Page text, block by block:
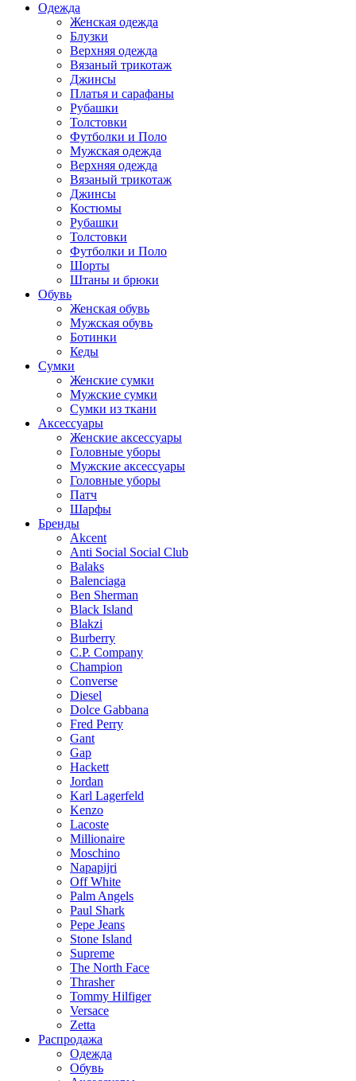
Одежда
Женская одежда
Блузки
Верхняя одежда
Вязаный трикотаж
Джинсы
Платья и сарафаны
Рубашки
Толстовки
Футболки и Поло
Мужская одежда
Верхняя одежда
Вязаный трикотаж
Джинсы
Костюмы
Рубашки
Толстовки
Футболки и Поло
Шорты
Штаны и брюки
Обувь
Женская обувь
Мужская обувь
Ботинки
Кеды
Сумки
Женские сумки
Мужские сумки
Сумки из ткани
Аксессуары
Женские аксессуары
Головные уборы
Мужские аксессуары
Головные уборы
Патч
Шарфы
Бренды
Akcent
Anti Social Social Club
Balaks
Balenciaga
Ben Sherman
Black Island
Blakzi
Burberry
C.P. Company
Champion
Converse
Diesel
Dolce Gabbana
Fred Perry
Gant
Gap
Hackett
Jordan
Karl Lagerfeld
Kenzo
Lacoste
Millionaire
Moschino
Napapijri
Off White
Palm Angels
Paul Shark
Pepe Jeans
Stone Island
Supreme
The North Face
Thrasher
Tommy Hilfiger
Versace
Zetta
Распродажа
Одежда
Обувь